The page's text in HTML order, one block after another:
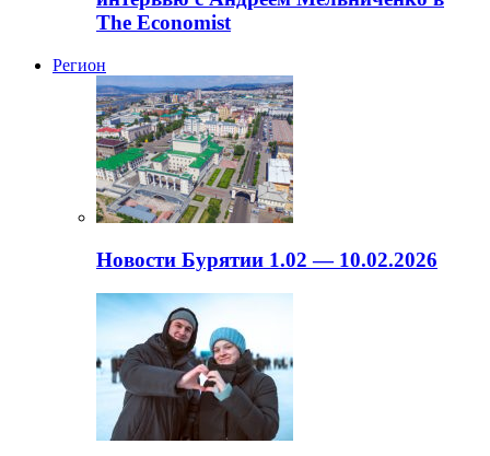
The Economist
Регион
Новости Бурятии 1.02 — 10.02.2026